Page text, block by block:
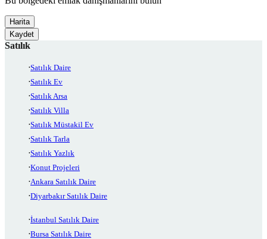
Harita
Kaydet
Satılık
Satılık Daire
Satılık Ev
Satılık Arsa
Satılık Villa
Satılık Müstakil Ev
Satılık Tarla
Satılık Yazlık
Konut Projeleri
Ankara Satılık Daire
Diyarbakır Satılık Daire
İstanbul Satılık Daire
Bursa Satılık Daire